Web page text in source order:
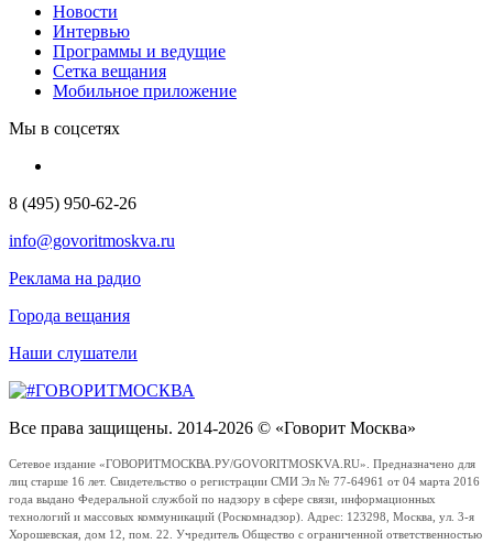
Новости
Интервью
Программы и ведущие
Сетка вещания
Мобильное приложение
Мы в соцсетях
8 (495) 950-62-26
info@govoritmoskva.ru
Реклама на радио
Города вещания
Наши слушатели
Все права защищены. 2014-2026 © «Говорит Москва»
Сетевое издание «ГОВОРИТМОСКВА.РУ/GOVORITMOSKVA.RU». Предназначено для
лиц старше 16 лет. Свидетельство о регистрации СМИ Эл № 77-64961 от 04 марта 2016
года выдано Федеральной службой по надзору в сфере связи, информационных
технологий и массовых коммуникаций (Роскомнадзор). Адрес: 123298, Москва, ул. 3-я
Хорошевская, дом 12, пом. 22. Учредитель Общество с ограниченной ответственностью